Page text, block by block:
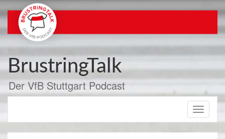
Inhalt
springen
BrustringTalk
Der VfB Stuttgart Podcast
Toggle